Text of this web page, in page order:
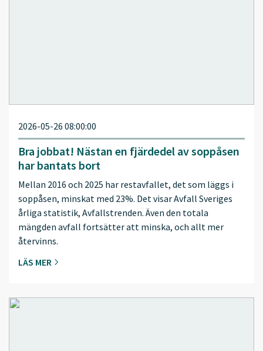
2026-05-26 08:00:00
Bra jobbat! Nästan en fjärdedel av soppåsen
har bantats bort
Mellan 2016 och 2025 har restavfallet, det som läggs i
soppåsen, minskat med 23%. Det visar Avfall Sveriges
årliga statistik, Avfallstrenden. Även den totala
mängden avfall fortsätter att minska, och allt mer
återvinns.
LÄS MER